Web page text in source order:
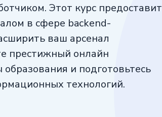
Этот курс предоставит
в сфере backend-
ваш арсенал
престижный онлайн
и подготовьтесь
технологий.